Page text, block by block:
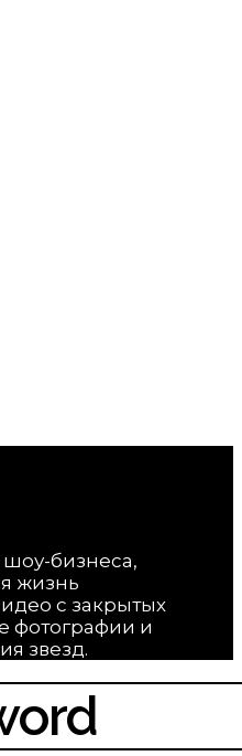
бизнеса,
жизнь
с закрытых
фотографии и
звезд.